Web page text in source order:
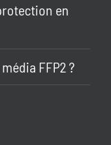
en
FFP2 ?